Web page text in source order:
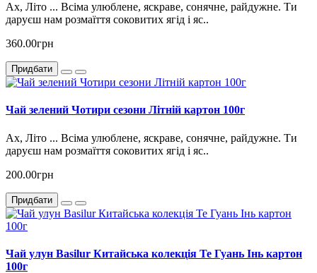
Ах, Літо ... Всіма улюблене, яскраве, сонячне, райдужне. Ти
даруєш нам розмаїття соковитих ягід і яс..
360.00грн
Придбати
Чай зелений Чотири сезони Літній картон 100г
Ах, Літо ... Всіма улюблене, яскраве, сонячне, райдужне. Ти
даруєш нам розмаїття соковитих ягід і яс..
200.00грн
Придбати
Чай улун Basilur Китайська колекція Те Гуань Інь картон
100г